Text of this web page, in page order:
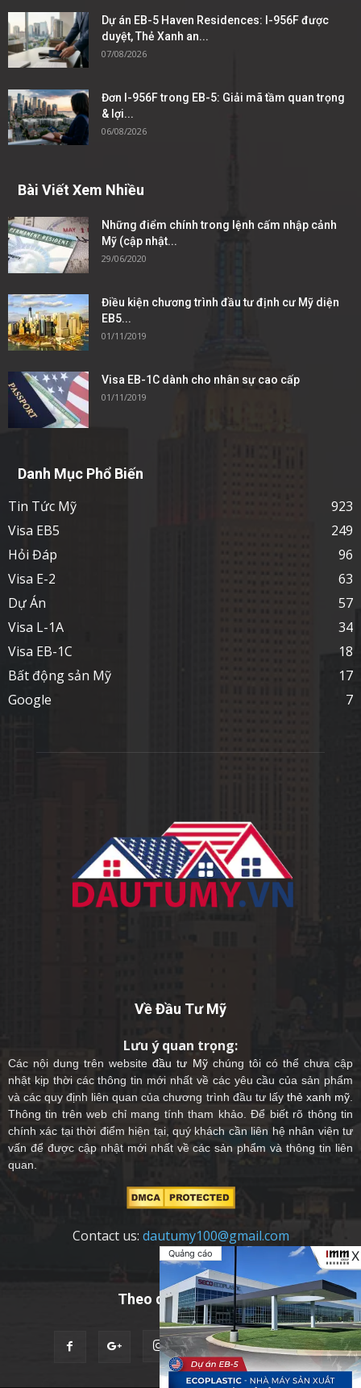
Quảng cáo X
Dự án EB-5 Haven Residences: I-956F được
duyệt, Thẻ Xanh an...
07/08/2026
Đơn I-956F trong EB-5: Giải mã tầm quan trọng
& lợi...
06/08/2026
Bài Viết Xem Nhiều
Những điểm chính trong lệnh cấm nhập cảnh
Mỹ (cập nhật...
29/06/2020
Điều kiện chương trình đầu tư định cư Mỹ diện
EB5...
01/11/2019
Visa EB-1C dành cho nhân sự cao cấp
01/11/2019
Danh Mục Phổ Biến
Tin Tức Mỹ
923
Visa EB5
249
Hỏi Đáp
96
Visa E-2
63
Dự Án
57
Visa L-1A
34
Visa EB-1C
18
Bất động sản Mỹ
17
Google
7
Về Đầu Tư Mỹ
Lưu ý quan trọng:
Các nội dung trên websiteđầu tư Mỹchúng tôi có thể chưa cập
nhật kịp thời các thông tin mới nhất về các yêu cầu của sản phẩm
và các quy định liên quan của chương trình đầu tư lấy thẻ xanh mỹ
Thông tin trên web chỉ mang tính tham khảo. Để biết rõ thông tin
chính xác tại thời điểm hiện tại, quý khách cần liên hệ nhân viên tư
vấn để được cập nhật mới nhất về các sản phẩm và thông tin liên
quan.
Contact us: dautumy100@gmail.com
Theo dõi chúng tôi